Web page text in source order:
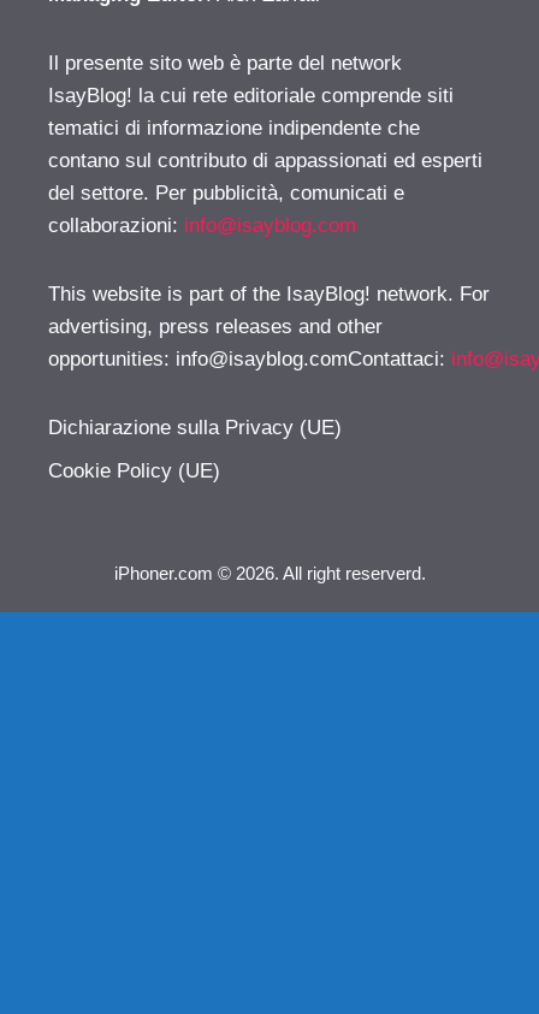
Il presente sito web è parte del network
IsayBlog! la cui rete editoriale comprende siti
tematici di informazione indipendente che
contano sul contributo di appassionati ed esperti
del settore. Per pubblicità, comunicati e
collaborazioni: info@isayblog.com
This website is part of the IsayBlog! network. For
advertising, press releases and other
opportunities: info@isayblog.comContattaci:
Dichiarazione sulla Privacy (UE)
Cookie Policy (UE)
iPhoner.com © 2026. All right reserverd.